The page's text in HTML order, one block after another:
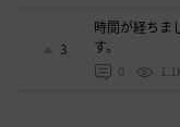
3
時間が経ちま
す。
0